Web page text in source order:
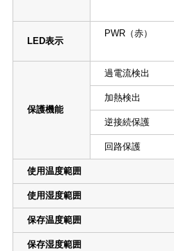
LED表示
PWR（赤）
保護機能
過電流検出
加熱検出
逆接続保護
回路保護
使用温度範囲
使用湿度範囲
保存温度範囲
保存湿度範囲